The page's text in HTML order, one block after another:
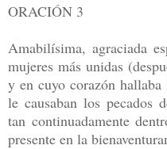
ORACIÓN 3
Amabilísima, agraciada
mujeres más unidas
y en cuyo corazón
le causaban los pecados
tan continuadamente
presente en la